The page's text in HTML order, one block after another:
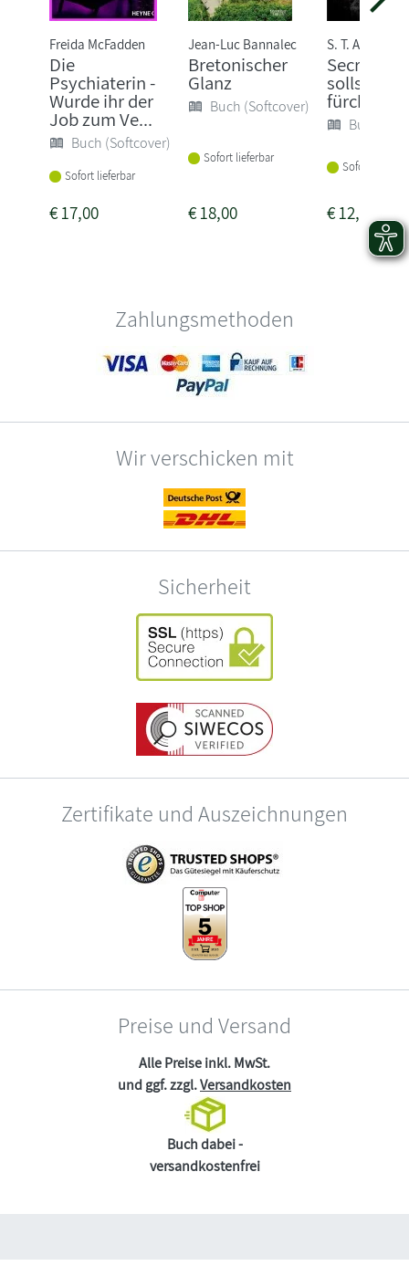
Freida McFadden
Die
Psychiaterin -
Wurde ihr der
Job zum Ve...
Buch (Softcover)
Sofort lieferbar
€17,00
Jean-Luc Bannalec
Bretonischer
Glanz
Buch (Softcover)
Sofort lieferbar
€18,00
S. T. Abby
Secret -
sollst
fürchten
Buch
Sofort
€12,00
Zahlungsmethoden
Wir verschicken mit
Sicherheit
Zertifikate und Auszeichnungen
Preise und Versand
Alle Preise inkl. MwSt.
und ggf. zzgl.Versandkosten
Buch dabei -
versandkostenfrei